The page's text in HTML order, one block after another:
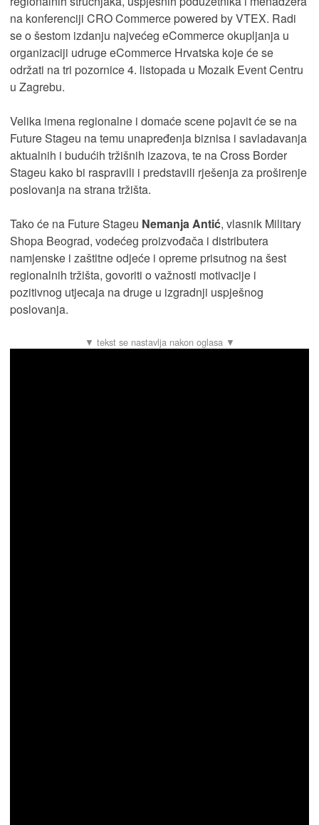
na konferenciji CRO Commerce powered by VTEX. Radi
se o šestom izdanju najvećeg eCommerce okupljanja u
organizaciji udruge eCommerce Hrvatska koje će se
održati na tri pozornice 4. listopada u Mozaik Event Centru
u Zagrebu.
Velika imena regionalne i domaće scene pojavit će se na
Future Stageu na temu unapređenja biznisa i savladavanja
aktualnih i budućih tržišnih izazova, te na Cross Border
Stageu kako bi raspravili i predstavili rješenja za proširenje
poslovanja na strana tržišta.
Tako će na Future Stageu Nemanja Antić, vlasnik Military
Shopa Beograd, vodećeg proizvođača i distributera
namjenske i zaštitne odjeće i opreme prisutnog na šest
regionalnih tržišta, govoriti o važnosti motivacije i
pozitivnog utjecaja na druge u izgradnji uspješnog
poslovanja.